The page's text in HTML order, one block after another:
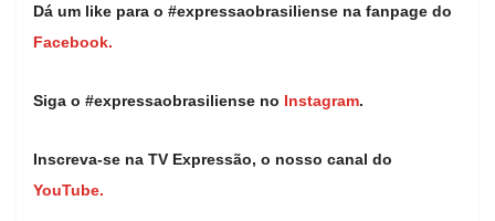
Dá um like para o #expressaobrasiliense na fanpage do
Facebook.
Siga o #expressaobrasiliense no Instagram.
Inscreva-se na TV Expressão, o nosso canal do
YouTube.